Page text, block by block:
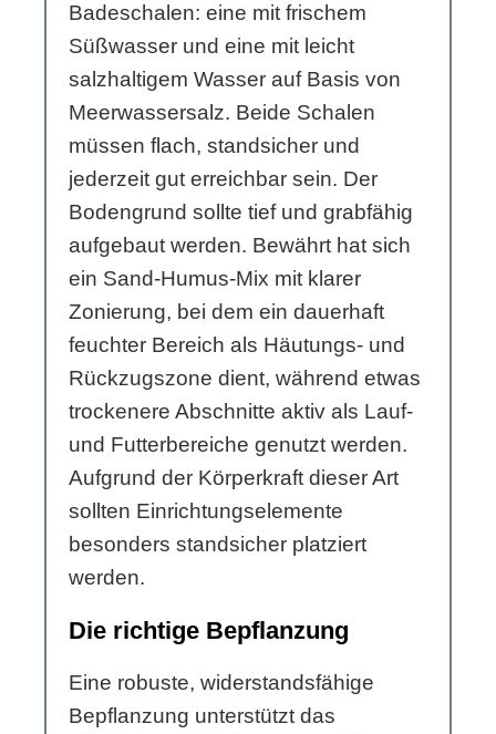
Badeschalen: eine mit frischem
Süßwasser und eine mit leicht
salzhaltigem Wasser auf Basis von
Meerwassersalz. Beide Schalen
müssen flach, standsicher und
jederzeit gut erreichbar sein. Der
Bodengrund sollte tief und grabfähig
aufgebaut werden. Bewährt hat sich
ein Sand-Humus-Mix mit klarer
Zonierung, bei dem ein dauerhaft
feuchter Bereich als Häutungs- und
Rückzugszone dient, während etwas
trockenere Abschnitte aktiv als Lauf-
und Futterbereiche genutzt werden.
Aufgrund der Körperkraft dieser Art
sollten Einrichtungselemente
besonders standsicher platziert
werden.
Die richtige Bepflanzung
Eine robuste, widerstandsfähige
Bepflanzung unterstützt das